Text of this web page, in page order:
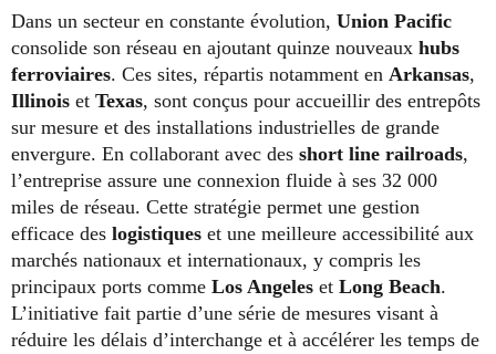
Dans un secteur en constante évolution, Union Pacific
consolide son réseau en ajoutant quinze nouveaux hubs
ferroviaires. Ces sites, répartis notamment en Arkansas,
Illinois et Texas, sont conçus pour accueillir des entrepôts
sur mesure et des installations industrielles de grande
envergure. En collaborant avec des short line railroads,
l’entreprise assure une connexion fluide à ses 32 000
miles de réseau. Cette stratégie permet une gestion
efficace des logistiques et une meilleure accessibilité aux
marchés nationaux et internationaux, y compris les
principaux ports comme Los Angeles et Long Beach.
L’initiative fait partie d’une série de mesures visant à
réduire les délais d’interchange et à accélérer les temps de